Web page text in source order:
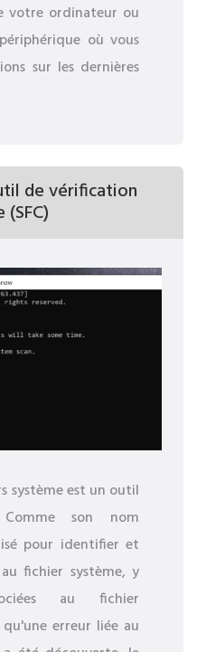
votre ordinateur ou
où vous
sur les dernières
de vérification
système est un outil
son nom
pour identifier et
fichier système, y
au fichier
qu'une erreur liée au